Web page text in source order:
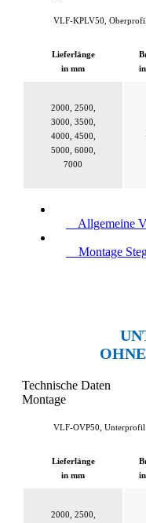
VLF-KPLV50,
Lieferlänge
in mm
2000, 2500,
3000, 3500,
4000, 4500,
5000, 6000,
7000
Allgemeine
Montage
Technische Daten
Montage
VLF-OVP50, Unterprofil
Lieferlänge
in mm
2000, 2500,